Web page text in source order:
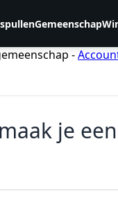
Gemeenschap
-
je